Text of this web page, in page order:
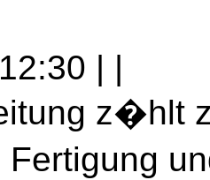
| |
z�hlt
Fertigung